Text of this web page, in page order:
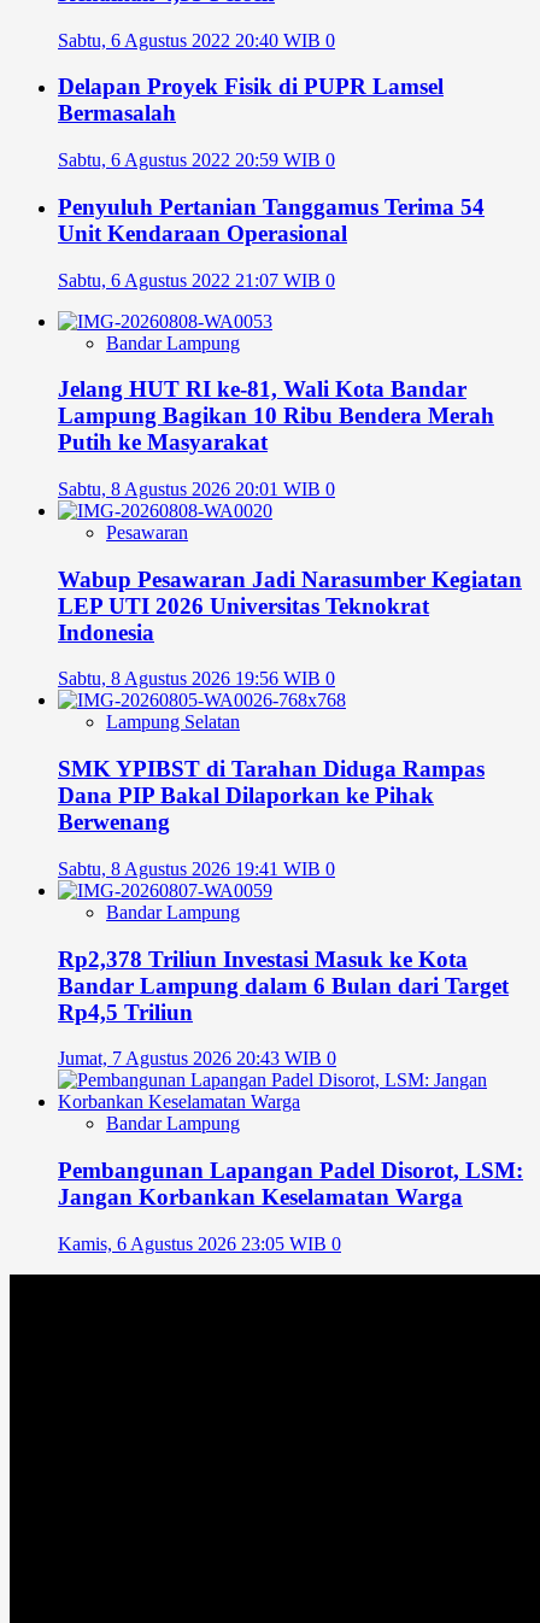
Sabtu, 6 Agustus 2022 20:40 WIB 0
Delapan Proyek Fisik di PUPR Lamsel
Bermasalah
Sabtu, 6 Agustus 2022 20:59 WIB 0
Penyuluh Pertanian Tanggamus Terima 54
Unit Kendaraan Operasional
Sabtu, 6 Agustus 2022 21:07 WIB 0
Bandar Lampung
Jelang HUT RI ke-81, Wali Kota Bandar
Lampung Bagikan 10 Ribu Bendera Merah
Putih ke Masyarakat
Sabtu, 8 Agustus 2026 20:01 WIB 0
Pesawaran
Wabup Pesawaran Jadi Narasumber Kegiatan
LEP UTI 2026 Universitas Teknokrat
Indonesia
Sabtu, 8 Agustus 2026 19:56 WIB 0
Lampung Selatan
SMK YPIBST di Tarahan Diduga Rampas
Dana PIP Bakal Dilaporkan ke Pihak
Berwenang
Sabtu, 8 Agustus 2026 19:41 WIB 0
Bandar Lampung
Rp2,378 Triliun Investasi Masuk ke Kota
Bandar Lampung dalam 6 Bulan dari Target
Rp4,5 Triliun
Jumat, 7 Agustus 2026 20:43 WIB 0
Bandar Lampung
Pembangunan Lapangan Padel Disorot, LSM:
Jangan Korbankan Keselamatan Warga
Kamis, 6 Agustus 2026 23:05 WIB 0